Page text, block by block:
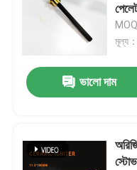
মূল্য
ভালো দাম